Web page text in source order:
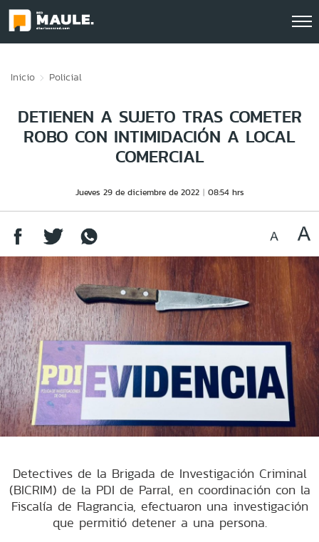
Inicio Policial
DETIENEN A SUJETO TRAS COMETER
ROBO CON INTIMIDACIÓN A LOCAL
COMERCIAL
Jueves 29 de diciembre de 2022 08:54 hrs
Detectives de la Brigada de Investigación Criminal
(BICRIM) de la PDI de Parral, en coordinación con la
Fiscalía de Flagrancia, efectuaron una investigación
que permitió detener a una persona.